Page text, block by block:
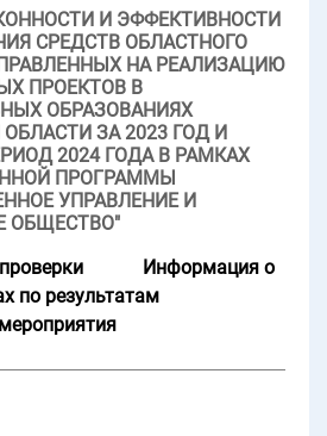
И ЭФФЕКТИВНОСТИ
СРЕДСТВ ОБЛАСТНОГО
НА РЕАЛИЗАЦИЮ
ПРОЕКТОВ В
ОБРАЗОВАНИЯХ
ЗА 2023 ГОД И
2024 ГОДА В РАМКАХ
ПРОГРАММЫ
УПРАВЛЕНИЕ И
ОБЩЕСТВО"
Информация о
по результатам